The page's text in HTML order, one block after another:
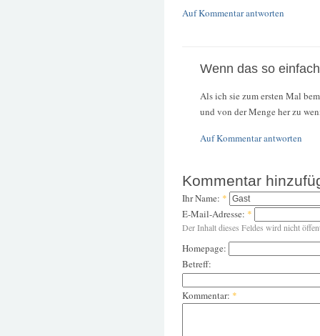
Auf Kommentar antworten
Wenn das so
Als ich sie zum ersten Mal
und von der Menge her zu
Auf Kommentar antworten
Kommentar
Ihr Name: *
E-Mail-Adresse: *
Der Inhalt dieses Feldes wird nicht
Homepage:
Betreff:
Kommentar: *